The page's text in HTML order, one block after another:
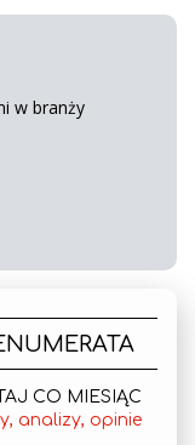
w branży
wydaniu
CO MIESIĄC
analizy, opinie